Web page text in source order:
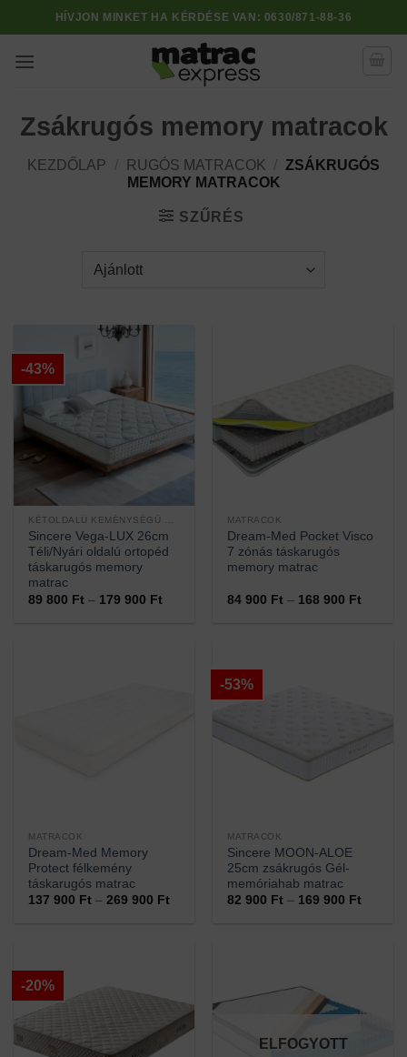
to
content
HÍVJON MINKET HA KÉRDÉSE VAN: 0630/871-88-36
Zsákrugós memory matracok
KEZDŐLAP RUGÓS MATRACOK
ZSÁKRUGÓS
MEMORY MATRACOK
SZŰRÉS
-43%
KÉTOLDALÚ KEMÉNYSÉGŰ MATRACOK
Sincere Vega-LUX 26cm
Téli/Nyári oldalú ortopéd
táskarugós memory
matrac
89 800 Ft – 179 900 FtÁrtartomány:
MATRACOK
Dream-Med Pocket Visco
7 zónás táskarugós
memory matrac
84 900 Ft – 168 900 Ft
MATRACOK
Dream-Med Memory
Protect félkemény
táskarugós matrac
137 900 Ft – 269 900 FtÁrtartomány:
-53%
MATRACOK
Sincere MOON-ALOE
25cm zsákrugós Gél-
memóriahab matrac
82 900 Ft – 169 900 Ft
-20%
ELFOGYOTT